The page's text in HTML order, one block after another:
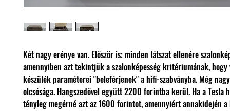
Két nagy erénye van. Először is: minden látszat ellenére
amennyiben azt tekintjük a szalonképesség kritériumának, hogy
készülék paraméterei "beleférjenek" a hifi-szabványba. Még
olcsósága. Hangszedővel együtt 2200 forintba kerül. Ha a Tesla
tényleg megérné azt az 1600 forintot, amennyiért annakidején